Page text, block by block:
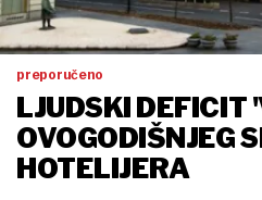
preporučeno
LJUDSKI DEFICIT
OVOGODIŠNJEG
HOTELIJERA